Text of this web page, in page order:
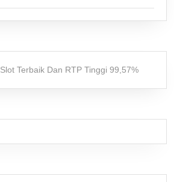
Terbaik Dan RTP Tinggi 99,57%